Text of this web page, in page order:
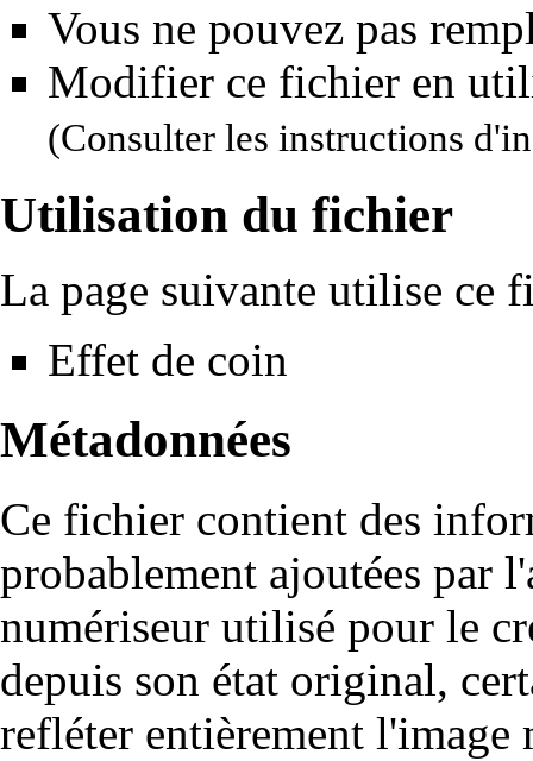
Vous ne pouvez pas
Modifier ce fichier en
(Consulter les instructions
Utilisation du fichier
La page suivante utilise ce
Effet de coin
Métadonnées
Ce fichier contient des
probablement ajoutées par
numériseur utilisé pour le
depuis son état original,
refléter entièrement l'image